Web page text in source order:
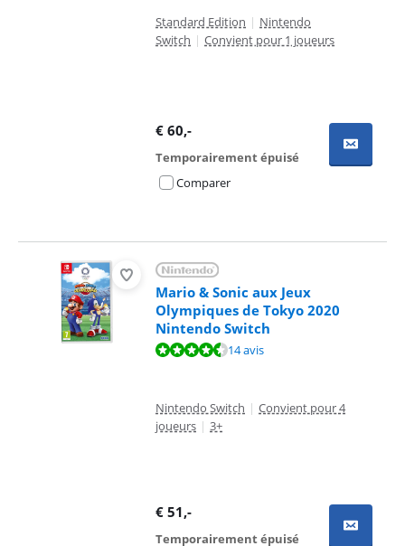
Standard Edition | Nintendo
Switch | Convient pour 1 joueurs
€ 60,-
Temporairement épuisé
Comparer
Mario & Sonic aux Jeux
Olympiques de Tokyo 2020
Nintendo Switch
La note est de 8,9 sur 10, basée sur 14 avis.14 avis
Nintendo Switch | Convient pour 4
joueurs | 3+
€ 51,-
Temporairement épuisé